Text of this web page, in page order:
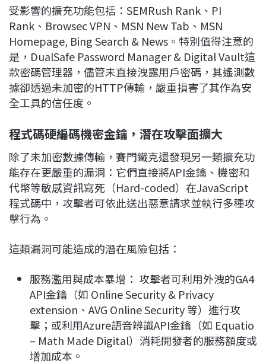
受影響的擴充功能包括：SEMRush Rank、PI
Rank、Browsec VPN、MSN New Tab、MSN
Homepage, Bing Search & News。特別值得注意的
是，DualSafe Password Manager & Digital Vault這
款密碼管理器，儘管未直接洩露用戶密碼，其遙測數
據卻透過未加密的HTTP傳輸，嚴重損害了其作為安
全工具的信任度。
程式碼硬編碼機密金鑰，潛在攻擊面擴大
除了未加密數據傳輸，賽門鐵克還發現另一類擴充功
能存在更嚴重的漏洞：它們直接將API金鑰、機密和
代幣等敏感資訊寫死（Hard-coded）在JavaScript
程式碼中，攻擊者可依此送出惡意請求並執行多種攻
擊行為。
這類漏洞可能造成的潛在風險包括：
服務濫用與成本暴增： 攻擊者可利用外洩的GA4
API金鑰（如 Online Security & Privacy
extension、AVG Online Security 等）進行攻
擊；或利用Azure語音辨識API金鑰（如 Equatio
– Math Made Digital）消耗開發者的服務額度或
增加成本。